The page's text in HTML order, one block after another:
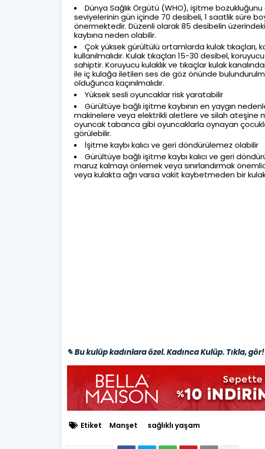
Dünya Sağlık Örgütü (WHO), işitme
seviyelerinin gün içinde 70 desibeli, 1 saatlik süre
önermektedir. Düzenli olarak 85 desibelin
kaybına neden olabilir.
Çok yüksek gürültülü ortamlarda kulak tıkaçları,
kullanılmalıdır. Kulak tıkaçları 15-30 desibel,
sahiptir. Koruyucu kulaklık ve tıkaçlar kulak
ile iç kulağa iletilen ses de göz önünde
olduğunca kaçınılmalıdır.
Yüksek sesli oyuncaklar risk yaratabilir
Gürültüye bağlı işitme kaybının en yaygın
makinelere veya elektrikli aletlere ve silah ateşine
oyuncak tabanca gibi oyuncaklarla oynayan
görülebilir.
İşitme kaybı kalıcı ve geri döndürülemez olabilir
Gürültüye bağlı işitme kaybı kalıcı ve geri
maruz kalmayı önlemek veya sınırlandırmak
veya kulakta ağrı varsa vakit kaybetmeden bir
✎ Bu kulüp kadınlara özel. Kadınca Kulüp. Tıkla, gör!
Etiket Manşet sağlıklı yaşam